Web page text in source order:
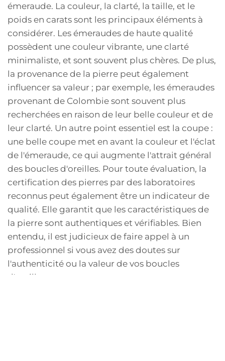
émeraude. La couleur, la clarté, la taille, et le
poids en carats sont les principaux éléments à
considérer. Les émeraudes de haute qualité
possèdent une couleur vibrante, une clarté
minimaliste, et sont souvent plus chères. De plus,
la provenance de la pierre peut également
influencer sa valeur ; par exemple, les émeraudes
provenant de Colombie sont souvent plus
recherchées en raison de leur belle couleur et de
leur clarté. Un autre point essentiel est la coupe :
une belle coupe met en avant la couleur et l'éclat
de l'émeraude, ce qui augmente l'attrait général
des boucles d'oreilles. Pour toute évaluation, la
certification des pierres par des laboratoires
reconnus peut également être un indicateur de
qualité. Elle garantit que les caractéristiques de
la pierre sont authentiques et vérifiables. Bien
entendu, il est judicieux de faire appel à un
professionnel si vous avez des doutes sur
l'authenticité ou la valeur de vos boucles
d'oreilles.